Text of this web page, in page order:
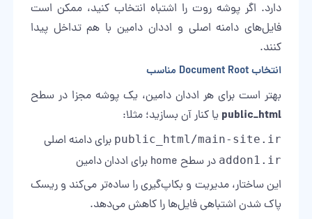
دارد. اگر پوشه روت را اشتباه انتخاب کنید، ممکن است
فایل‌های دامنه اصلی و اددان دامین با هم تداخل پیدا
کنند.
انتخاب Document Root مناسب
بهتر است برای هر اددان دامین، یک پوشه مجزا در سطح
public_html یا کنار آن بسازید؛ مثلا:
public_html/main-site.ir برای دامنه اصلی
addon1.ir در سطح home برای اددان دامین
این ساختار، مدیریت و بکاپ‌گیری را ساده‌تر می‌کند و ریسک
پاک شدن اشتباهی فایل‌ها را کاهش می‌دهد.